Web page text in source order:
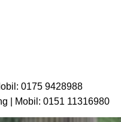
0175 9428988
| Mobil: 0151 11316980